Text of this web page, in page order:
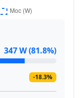
347 W (81.8%)
-18.3%